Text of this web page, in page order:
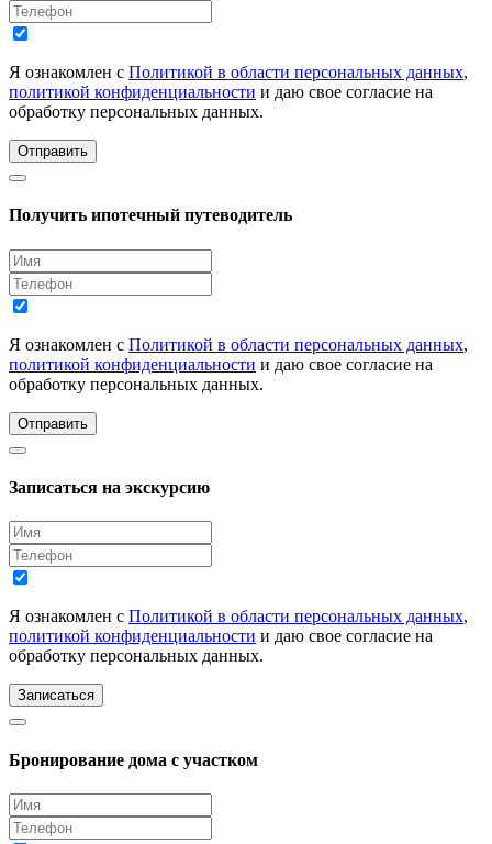
Я ознакомлен с Политикой в области персональных данных,
политикой конфиденциальности и даю свое согласие на
обработку персональных данных.
Отправить
Получить ипотечный путеводитель
Я ознакомлен с Политикой в области персональных данных,
политикой конфиденциальности и даю свое согласие на
обработку персональных данных.
Отправить
Записаться на экскурсию
Я ознакомлен с Политикой в области персональных данных,
политикой конфиденциальности и даю свое согласие на
обработку персональных данных.
Записаться
Бронирование дома с участком